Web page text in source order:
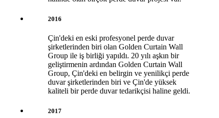
2016
Çin'deki en eski profesyonel perde duvar
şirketlerinden biri olan Golden Curtain Wall
Group ile iş birliği yapıldı. 20 yılı aşkın bir
geliştirmenin ardından Golden Curtain Wall
Group, Çin'deki en belirgin ve yenilikçi perde
duvar şirketlerinden biri ve Çin'de yüksek
kaliteli bir perde duvar tedarikçisi haline geldi.
2017